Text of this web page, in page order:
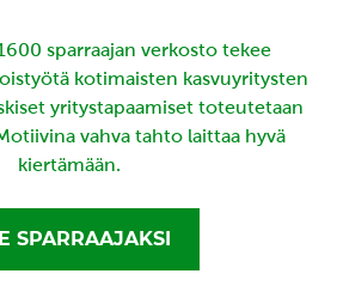
sparraajan verkosto tekee
kotimaisten kasvuyritysten
yritystapaamiset toteutetaan
vahva tahto laittaa hyvä
kiertämään.
SPARRAAJAKSI